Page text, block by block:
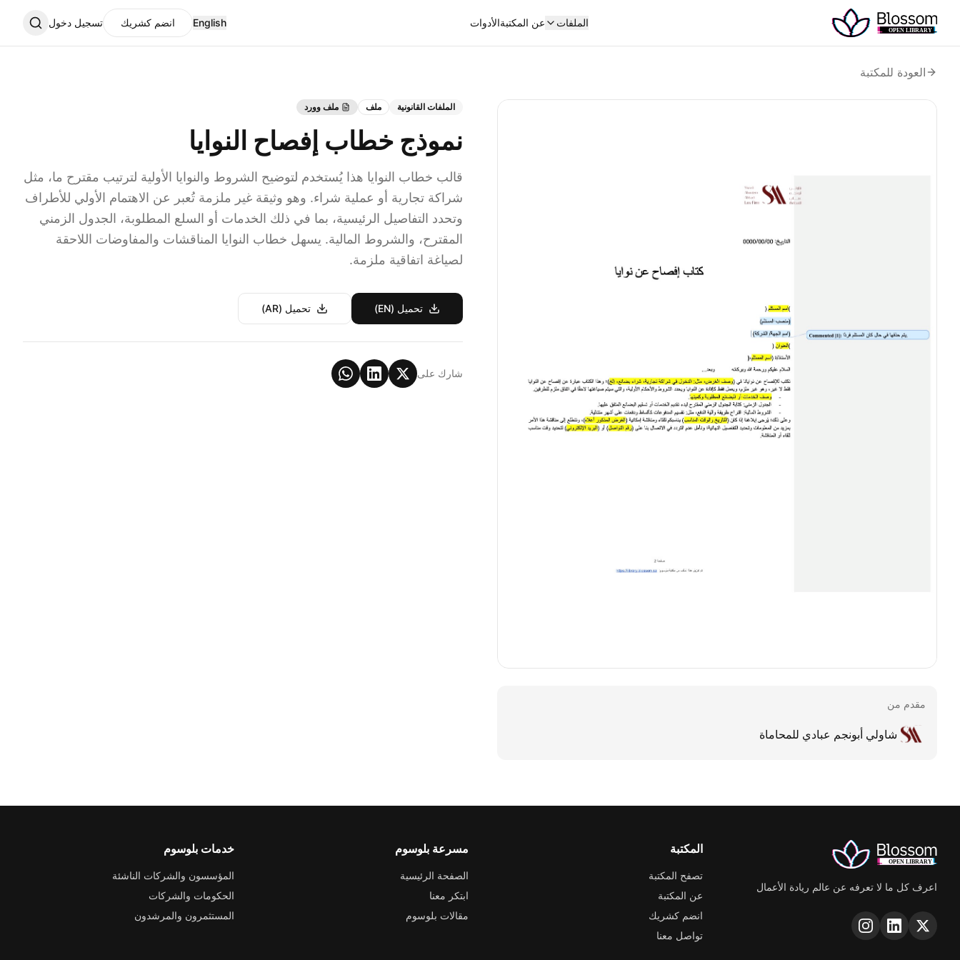
الملفات عن المكتبةالأدوات English انضم كشريك تسجيل دخول
العودة للمكتبة
مقدم من
شاولي أبونجم عبادي للمحاماة
الملفات القانونية ملف ملف وورد
نموذج خطاب إفصاح النوايا
قالب خطاب النوايا هذا يُستخدم لتوضيح الشروط والنوايا الأولية لترتيب مقترح ما، مثل
شراكة تجارية أو عملية شراء. وهو وثيقة غير ملزمة تُعبر عن الاهتمام الأولي للأطراف
وتحدد التفاصيل الرئيسية، بما في ذلك الخدمات أو السلع المطلوبة، الجدول الزمني
المقترح، والشروط المالية. يسهل خطاب النوايا المناقشات والمفاوضات اللاحقة
لصياغة اتفاقية ملزمة.
تحميل (EN) تحميل (AR)
شارك على
اعرف كل ما لا تعرفه عن عالم ريادة الأعمال
المكتبة
تصفح المكتبة
عن المكتبة
انضم كشريك
تواصل معنا
مسرعة بلوسوم
الصفحة الرئيسية
ابتكر معنا
مقالات بلوسوم
خدمات بلوسوم
المؤسسون والشركات الناشئة
الحكومات والشركات
المستثمرون والمرشدون